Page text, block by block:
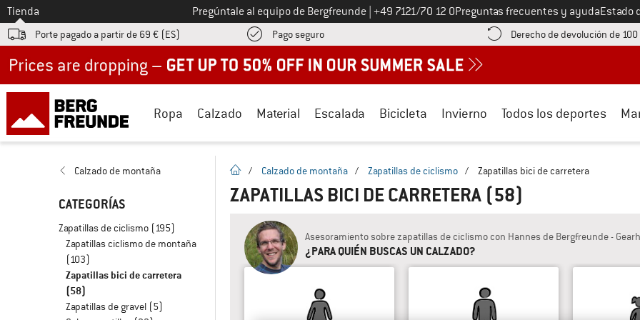
A la
Tienda Pregúntale al equipo de Bergfreunde Llámenos al
+49 7121/70 12 0Preguntas frecuentes y ayudaEstado
Porte pagado a partir de 69 € (ES) Pago seguro¡encuentre información sobre el pago aquí! Se abre en una ventana de
Derecho de devolución de
Ropa Calzado Material Escalada Bicicleta Invierno Todos los deportes
Calzado de montaña
CATEGORÍAS
Zapatillas de ciclismo (195)
Zapatillas ciclismo de montaña
(103)
Zapatillas bici de carretera
(58)
Zapatillas de gravel (5)
la pagina de inicio
/ Calzado de montaña / Zapatillas de ciclismo / Zapatillas bici de carretera
ZAPATILLAS BICI DE CARRETERA (58)
Asesoramiento sobre zapatillas de ciclismo con Hannes de Bergfreunde -
¿PARA QUIÉN BUSCAS UN CALZADO?